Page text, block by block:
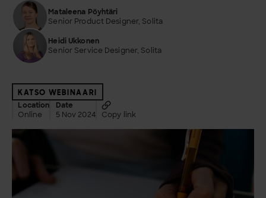
Mataleena Pöyhtäri
Senior Product Designer, Solita
Heidi Ukkonen
Senior Service Designer, Solita
KATSO WEBINAARI
Location
Online
Date
5 Nov 2024
Copy link